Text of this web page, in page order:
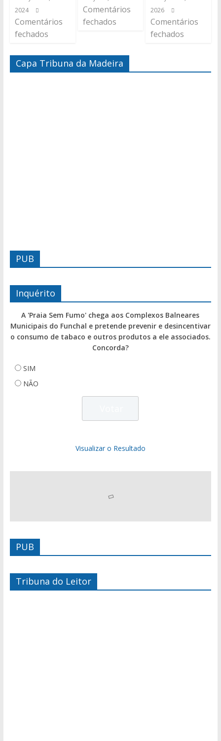
2024
Comentários
fechados
Comentários
fechados
2026
Comentários
fechados
Capa Tribuna da Madeira
PUB
Inquérito
A 'Praia Sem Fumo' chega aos Complexos Balneares
Municipais do Funchal e pretende prevenir e desincentivar
o consumo de tabaco e outros produtos a ele associados.
Concorda?
SIM
NÃO
Visualizar o Resultado
PUB
Tribuna do Leitor